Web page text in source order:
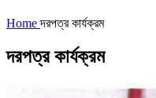
Homeদরপত্র কার্যক্রম
দরপত্র কার্যক্রম